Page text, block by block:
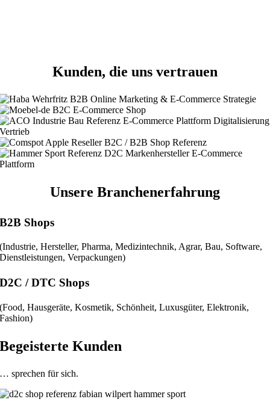
Kunden, die uns vertrauen
Unsere Branchenerfahrung
B2B Shops
(Industrie, Hersteller, Pharma, Medizintechnik, Agrar, Bau, Software,
Dienstleistungen, Verpackungen)
D2C / DTC Shops
(Food, Hausgeräte, Kosmetik, Schönheit, Luxusgüter, Elektronik,
Fashion)
Begeisterte Kunden
… sprechen für sich.